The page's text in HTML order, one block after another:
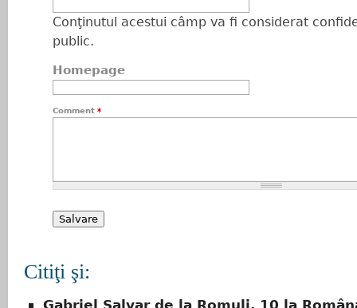
Conţinutul acestui câmp va fi considerat
public.
Homepage
Comment *
Citiţi şi: